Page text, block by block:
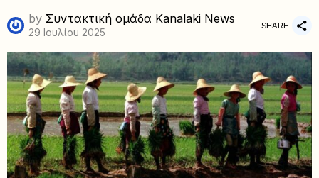
by Συντακτική ομάδα Kanalaki News
29 Ιουλίου 2025
SHARE